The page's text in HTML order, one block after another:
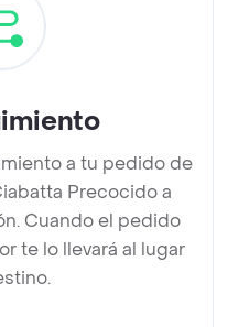
a tu pedido de
Precocido a
Cuando el pedido
te lo llevará al lugar